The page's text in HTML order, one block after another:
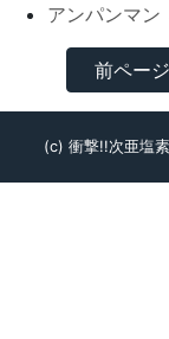
アンパンマン
前ページ
(c) 衝撃!!次亜塩